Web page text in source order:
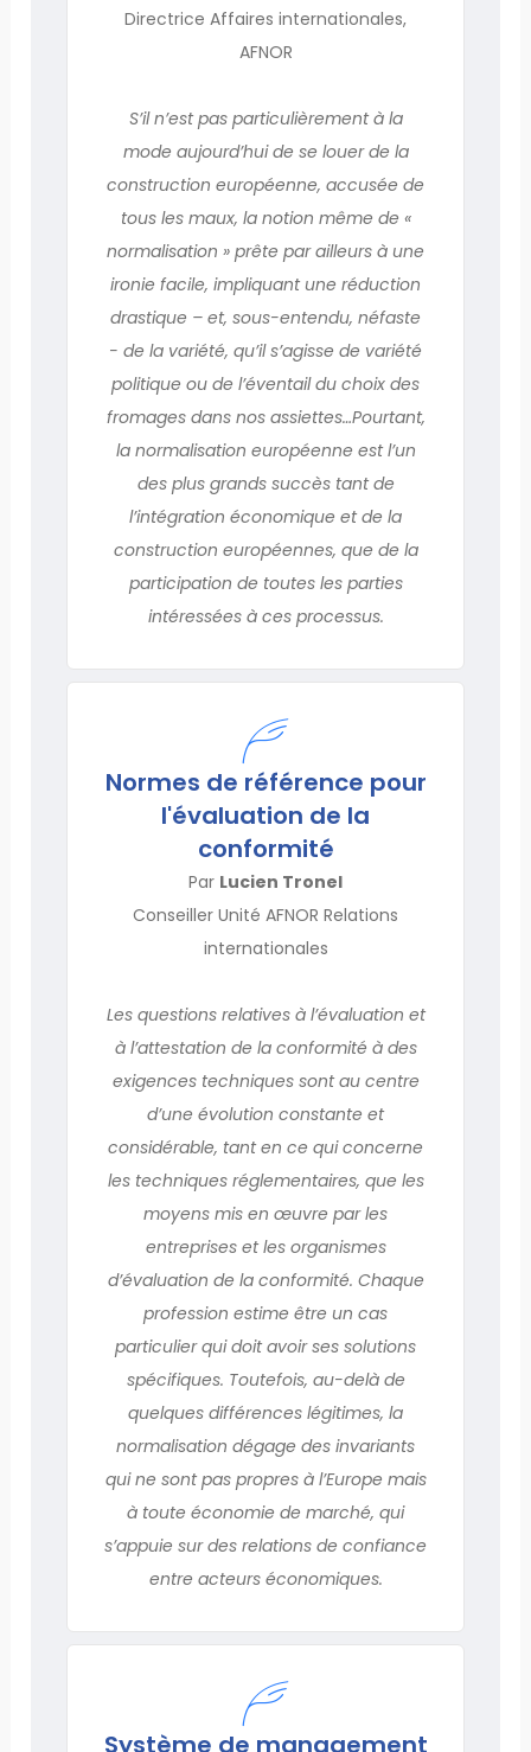
Directrice Affaires internationales,
AFNOR
S’il n’est pas particulièrement à la
mode aujourd’hui de se louer de la
construction européenne, accusée de
tous les maux, la notion même de «
normalisation » prête par ailleurs à une
ironie facile, impliquant une réduction
drastique – et, sous-entendu, néfaste
- de la variété, qu’il s’agisse de variété
politique ou de l’éventail du choix des
fromages dans nos assiettes…Pourtant,
la normalisation européenne est l’un
des plus grands succès tant de
l’intégration économique et de la
construction européennes, que de la
participation de toutes les parties
intéressées à ces processus.
Normes de référence pour
l'évaluation de la
conformité
Par Lucien Tronel
Conseiller Unité AFNOR Relations
internationales
Les questions relatives à l’évaluation et
à l’attestation de la conformité à des
exigences techniques sont au centre
d’une évolution constante et
considérable, tant en ce qui concerne
les techniques réglementaires, que les
moyens mis en œuvre par les
entreprises et les organismes
d’évaluation de la conformité. Chaque
profession estime être un cas
particulier qui doit avoir ses solutions
spécifiques. Toutefois, au-delà de
quelques différences légitimes, la
normalisation dégage des invariants
qui ne sont pas propres à l’Europe mais
à toute économie de marché, qui
s’appuie sur des relations de confiance
entre acteurs économiques.
Système de management